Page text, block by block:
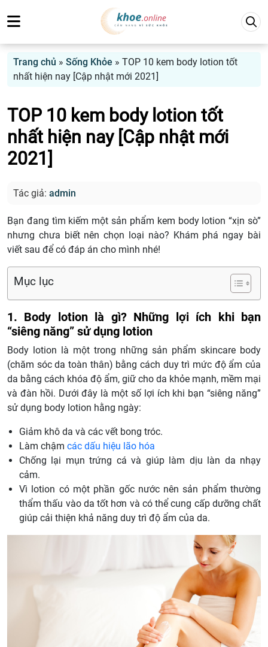
Trang chủ » Sống Khỏe » TOP 10 kem body lotion tốt
nhất hiện nay [Cập nhật mới 2021]
TOP 10 kem body lotion tốt
nhất hiện nay [Cập nhật mới
2021]
Tác giả: admin
Bạn đang tìm kiếm một sản phẩm kem body lotion “xịn sò”
nhưng chưa biết nên chọn loại nào? Khám phá ngay bài
viết sau để có đáp án cho mình nhé!
Mục lục
1. Body lotion là gì? Những lợi ích khi bạn
“siêng năng” sử dụng lotion
Body lotion là một trong những sản phẩm skincare body
(chăm sóc da toàn thân) bằng cách duy trì mức độ ẩm của
da bằng cách khóa độ ẩm, giữ cho da khỏe mạnh, mềm mại
và đàn hồi. Dưới đây là một số lợi ích khi bạn “siêng năng”
sử dụng body lotion hằng ngày:
Giảm khô da và các vết bong tróc.
Làm chậm các dấu hiệu lão hóa
Chống lại mụn trứng cá và giúp làm dịu làn da nhạy
cảm.
Vì lotion có một phần gốc nước nên sản phẩm thường
thẩm thấu vào da tốt hơn và có thể cung cấp dưỡng chất
giúp cải thiện khả năng duy trì độ ẩm của da.